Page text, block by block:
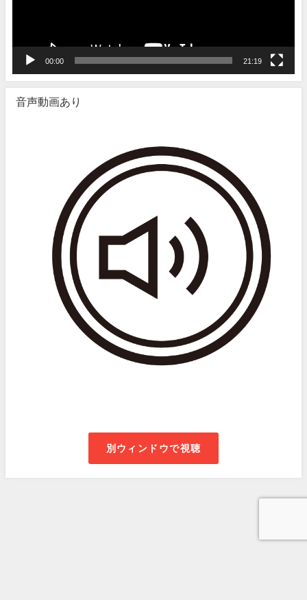
00:00 21:19
音声動画あり
別ウィンドウで視聴